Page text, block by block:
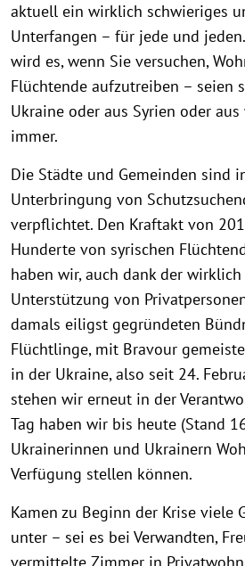
aktuell ein wirklich schwieriges
Unterfangen – für jede und
wird es, wenn Sie versuchen,
Flüchtende aufzutreiben – seien
Ukraine oder aus Syrien oder
immer.
Die Städte und Gemeinden sind
Unterbringung von
verpflichtet. Den Kraftakt von
Hunderte von syrischen
haben wir, auch dank der
Unterstützung von
damals eiligst gegründeten
Flüchtlinge, mit Bravour
in der Ukraine, also seit 24.
stehen wir erneut in der
Tag haben wir bis heute (Stand
Ukrainerinnen und Ukrainern
Verfügung stellen können.
Kamen zu Beginn der Krise viele
unter – sei es bei Verwandten,